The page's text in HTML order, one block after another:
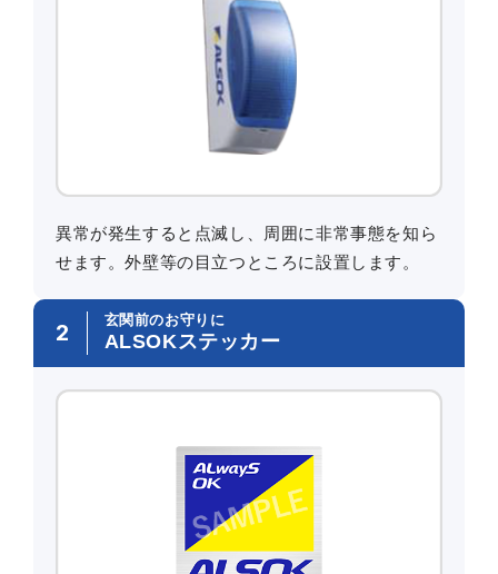
異常が発生すると点滅し、周囲に非常事態を知ら
せます。外壁等の目立つところに設置します。
2 玄関前のお守りに
ALSOKステッカー